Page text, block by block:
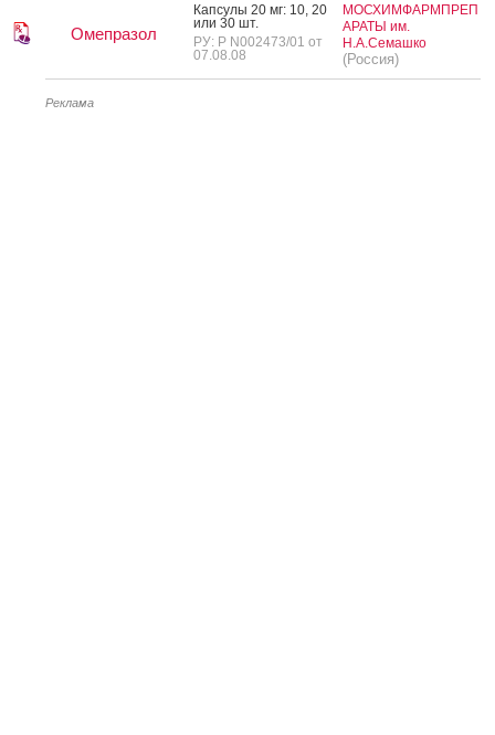
Омепразол
Кап­су­лы 20 мг: 10, 20
или 30 шт.
РУ: Р N002473/01 от
07.08.08
МОСХИМФАРМПРЕП
АРАТЫ им.
Н.А.Семашко
(Россия)
Реклама